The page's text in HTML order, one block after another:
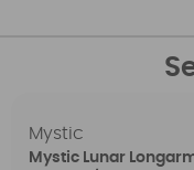
Mystic
Mystic Lunar